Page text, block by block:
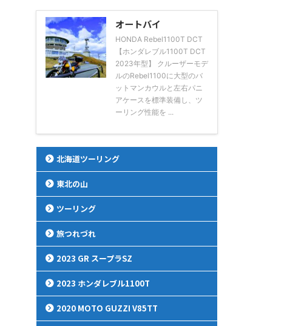
オートバイ
HONDA Rebel1100T DCT
【ホンダレブル1100T DCT
2023年型】 クルーザーモデ
ルのRebel1100に大型のバ
ットマンカウルと左右パニ
アケースを標準装備し、ツ
ーリング性能を ...
北海道ツーリング
東北の山
ツーリング
旅つれづれ
2023 GR スープラSZ
2023 ホンダレブル1100T
2020 MOTO GUZZI V85TT